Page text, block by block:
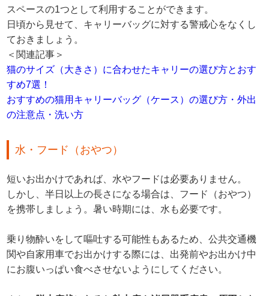
スペースの1つとして利用することができます。
日頃から見せて、キャリーバッグに対する警戒心をなくし
ておきましょう。
＜関連記事＞
猫のサイズ（大きさ）に合わせたキャリーの選び方とおす
すめ7選！
おすすめの猫用キャリーバッグ（ケース）の選び方・外出
の注意点・洗い方
水・フード（おやつ）
短いお出かけであれば、水やフードは必要ありません。
しかし、半日以上の長さになる場合は、フード（おやつ）
を携帯しましょう。暑い時期には、水も必要です。
乗り物酔いをして嘔吐する可能性もあるため、公共交通機
関や自家用車でお出かけする際には、出発前やお出かけ中
にお腹いっぱい食べさせないようにしてください。